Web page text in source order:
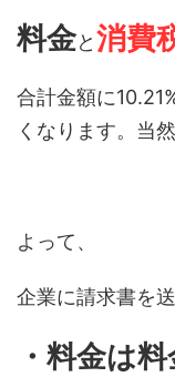
料金と消費
合計金額に
くなります。当
よって、
企業に請求書を送
・料金は